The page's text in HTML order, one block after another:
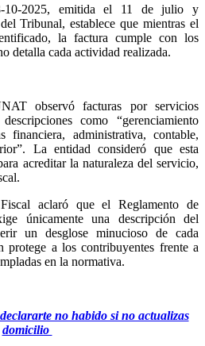
10-2025, emitida el 11 de julio y
Tribunal, establece que mientras el
la factura cumple con los
detalla cada actividad realizada.
observó facturas por servicios
como “gerenciamiento
financiera, administrativa, contable,
La entidad consideró que esta
acreditar la naturaleza del servicio,
aclaró que el Reglamento de
únicamente una descripción del
un desglose minucioso de cada
protege a los contribuyentes frente a
en la normativa.
no habido si no actualizas
domicilio